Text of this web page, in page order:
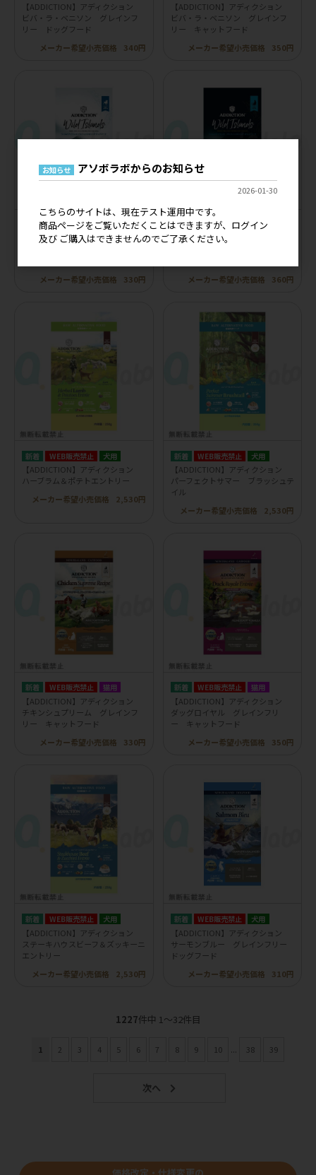
【ADDICTION】アディクション
ビバ・ラ・ベニソン グレインフ
リー ドッグフード
メーカー希望小売価格
340円
【ADDICTION】アディクション
ビバ・ラ・ベニソン グレインフ
リー キャットフード
メーカー希望小売価格
350円
WEB販売禁止 犬用
【ADDICTION】アディクション
メーカー希望小売価格
330円
WEB販売禁止 猫用
【ADDICTION】アディクション
メーカー希望小売価格
360円
WEB販売禁止 犬用
【ADDICTION】アディクション
ハーブラム＆ポテトエントリー
メーカー希望小売価格
2,530円
WEB販売禁止 犬用
【ADDICTION】アディクション
パーフェクトサマー ブラッシュテ
イル
メーカー希望小売価格
2,530円
WEB販売禁止 猫用
【ADDICTION】アディクション
チキンシュプリーム グレインフ
リー キャットフード
メーカー希望小売価格
330円
WEB販売禁止 猫用
【ADDICTION】アディクション
ダッグロイヤル グレインフリ
ー キャットフード
メーカー希望小売価格
350円
WEB販売禁止 犬用
【ADDICTION】アディクション
ステーキハウスビーフ＆ズッキーニ
エントリー
メーカー希望小売価格
2,530円
WEB販売禁止 犬用
【ADDICTION】アディクション
サーモンブルー グレインフリー
ドッグフード
メーカー希望小売価格
310円
1227件中 1〜32件目
1 2 3 4 5 6 7 8 9 10 38 39
価格改定・仕様変更の
お知らせ アソボラボからのお知らせ
2026-01-30
こちらのサイトは、現在テスト運用中です。
商品ページをご覧いただくことはできますが、ログイン
及び ご購入はできませんのでご了承ください。